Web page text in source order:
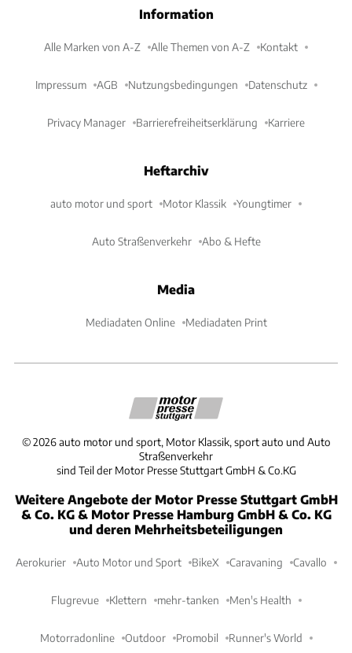
Information
Alle Marken von A-Z Alle Themen von A-Z Kontakt
Impressum AGB Nutzungsbedingungen Datenschutz
Privacy Manager Barrierefreiheitserklärung Karriere
Heftarchiv
auto motor und sport Motor Klassik Youngtimer
Auto Straßenverkehr Abo & Hefte
Media
Mediadaten Online Mediadaten Print
©2026 auto motor und sport, Motor Klassik, sport auto und Auto
Straßenverkehr
sind Teil der Motor Presse Stuttgart GmbH & Co.KG
Weitere Angebote der Motor Presse Stuttgart GmbH
& Co. KG & Motor Presse Hamburg GmbH & Co. KG
und deren Mehrheitsbeteiligungen
Aerokurier Auto Motor und Sport BikeX Caravaning Cavallo
Flugrevue Klettern mehr-tanken Men's Health
Motorradonline Outdoor Promobil Runner's World